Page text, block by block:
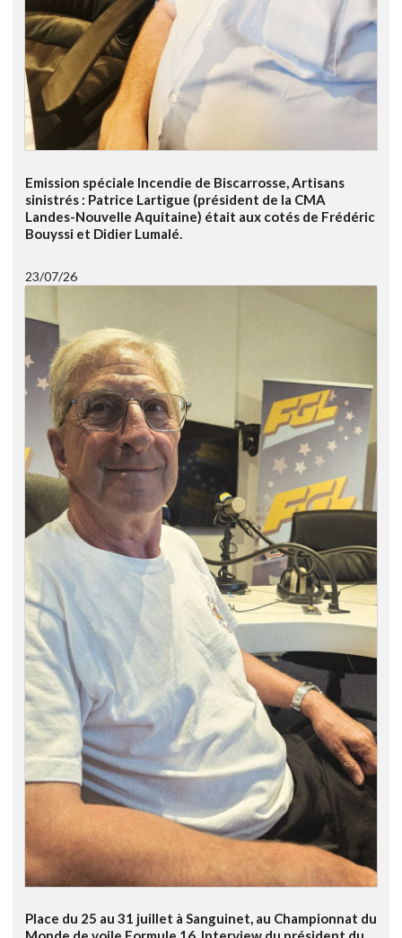
Emission spéciale Incendie de Biscarrosse, Artisans
sinistrés : Patrice Lartigue (président de la CMA
Landes-Nouvelle Aquitaine) était aux cotés de Frédéric
Bouyssi et Didier Lumalé.
23/07/26
Place du 25 au 31 juillet à Sanguinet, au Championnat du